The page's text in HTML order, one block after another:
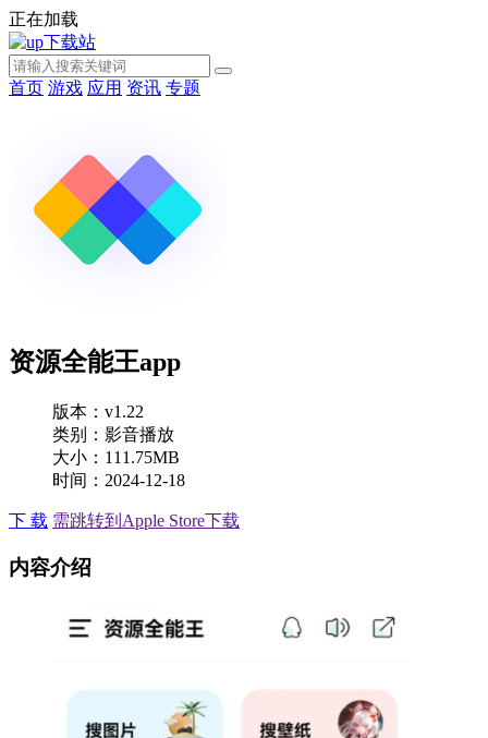
正在加载
首页 游戏 应用 资讯 专题
资源全能王app
版本：v1.22
类别：影音播放
大小：111.75MB
时间：2024-12-18
下 载 需跳转到Apple Store下载
内容介绍